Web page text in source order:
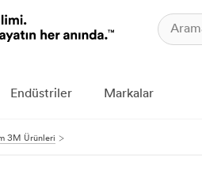
Endüstriler Markalar
3M Ürünleri